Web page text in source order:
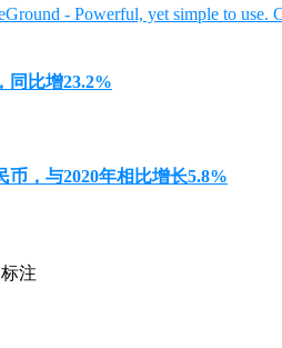
同比增23.2%
币，与2020年相比增长5.8%
标注